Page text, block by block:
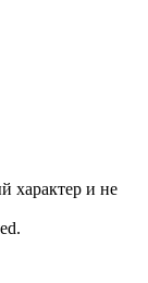
характер и не